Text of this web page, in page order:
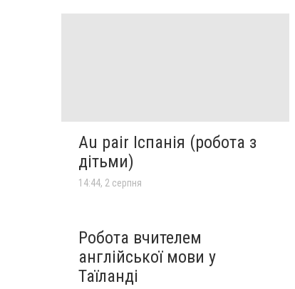
Au pair Іспанія (робота з
дітьми)
14:44, 2 серпня
Робота вчителем
англійської мови у
Таїланді